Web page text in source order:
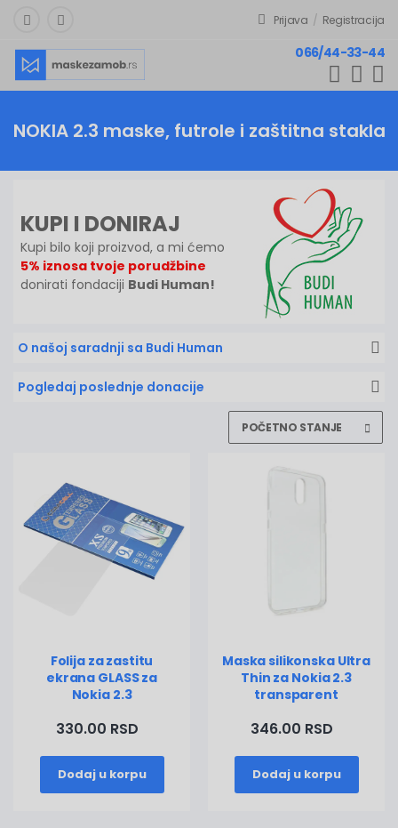
Prijava / Registracija
066/44-33-44
NOKIA 2.3 maske, futrole i zaštitna stakla
KUPI I DONIRAJ
Kupi bilo koji proizvod, a mi ćemo
5% iznosa tvoje porudžbine
donirati fondaciji Budi Human!
O našoj saradnji sa Budi Human
Pogledaj poslednje donacije
Folija za zastitu
ekrana GLASS za
Nokia 2.3
330.00 RSD
Dodaj u korpu
Maska silikonska Ultra
Thin za Nokia 2.3
transparent
346.00 RSD
Dodaj u korpu